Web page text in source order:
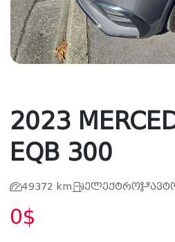
2023
EQB 300
49372 km ელექტრო
0$